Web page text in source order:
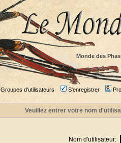
Monde des
Groupes d'utilisateurs S'enregistrer
Veuillez entrer votre nom
Nom d'utilisateur: